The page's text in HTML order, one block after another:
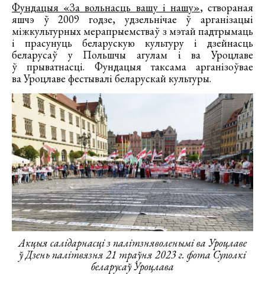
Фундацыя «За вольнасць вашу і нашу», створаная
яшчэ ў 2009 годзе, удзельнічае ў арганізацыі
міжкультурных мерапрыемстваў з мэтай падтрымаць
і прасунуць беларускую культуру і дзейнасць
беларусаў у Польшчы агулам і ва Уроцлаве
ў прыватнасці. Фундацыя таксама арганізоўвае
ва Уроцлаве фестывалі беларускай культуры.
Акцыя салідарнасці з палітзняволенымі ва Уроцлаве
ў Дзень палітвязня 21 траўня 2023 г. фота Суполкі
беларусаў Уроцлава